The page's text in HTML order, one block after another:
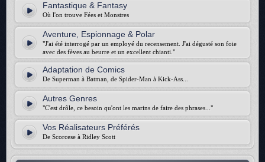
Fantastique & Fantasy
Où l'on trouve Fées et Monstres
Aventure, Espionnage & Polar
"J'ai été interrogé par un employé du recensement. J'ai dégusté son foie
avec des fèves au beurre et un excellent chianti."
Adaptation de Comics
De Superman à Batman, de Spider-Man à Kick-Ass...
Autres Genres
"C'est drôle, ce besoin qu'ont les marins de faire des phrases..."
Vos Réalisateurs Préférés
De Scorcese à Ridley Scott